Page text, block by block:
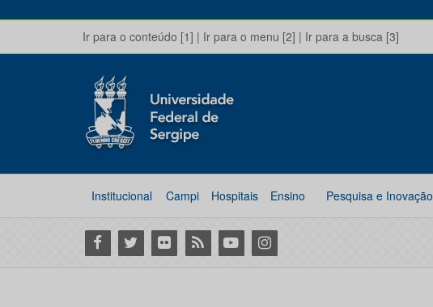
Ir para o conteúdo [1] | Ir para o menu [2] | Ir para a busca [3]
Institucional Campi Hospitais Ensino Pesquisa e Inovação
Facebook
Twitter Flickr RSS YoutubeInstagram